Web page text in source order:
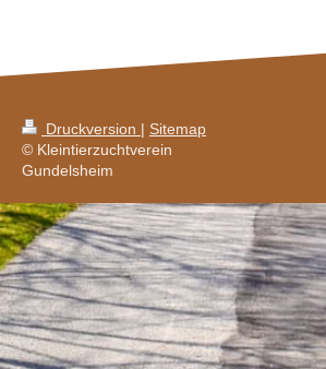
Druckversion | Sitemap
© Kleintierzuchtverein
Gundelsheim